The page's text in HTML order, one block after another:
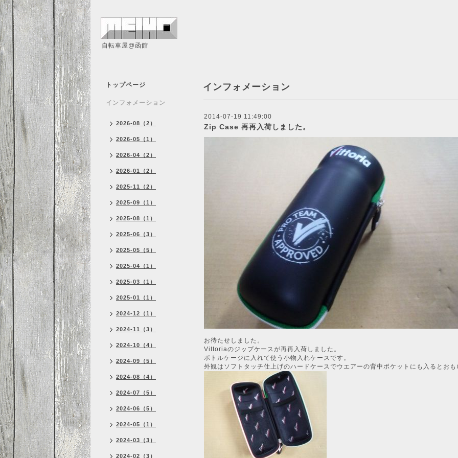
自転車屋@函館
インフォメーション
2014-07-19 11:49:00
Zip Case 再再入荷しました。
お待たせしました。
Vittoriaのジップケースが再再入荷しました。
ポトルケージに入れて使う小物入れケースです。
外観はソフトタッチ仕上げのハードケースでウエアーの背中ポケットにも入るとお
トップページ
インフォメーション
2026-08（2）
2026-05（1）
2026-04（2）
2026-01（2）
2025-11（2）
2025-09（1）
2025-08（1）
2025-06（3）
2025-05（5）
2025-04（1）
2025-03（1）
2025-01（1）
2024-12（1）
2024-11（3）
2024-10（4）
2024-09（5）
2024-08（4）
2024-07（5）
2024-06（5）
2024-05（1）
2024-03（3）
2024-02（3）